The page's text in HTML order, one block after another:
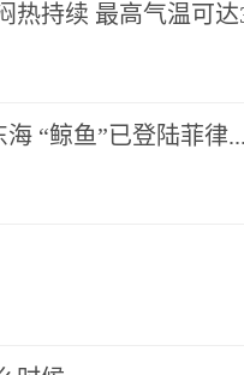
热持续 最高气温可
“鲸鱼”已登陆菲律...